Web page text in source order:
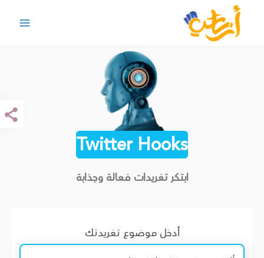
تخطي
Twitter Hooks
ابتكر تغريدات فعالة وجذابة
أدخل موضوع تغريدتك